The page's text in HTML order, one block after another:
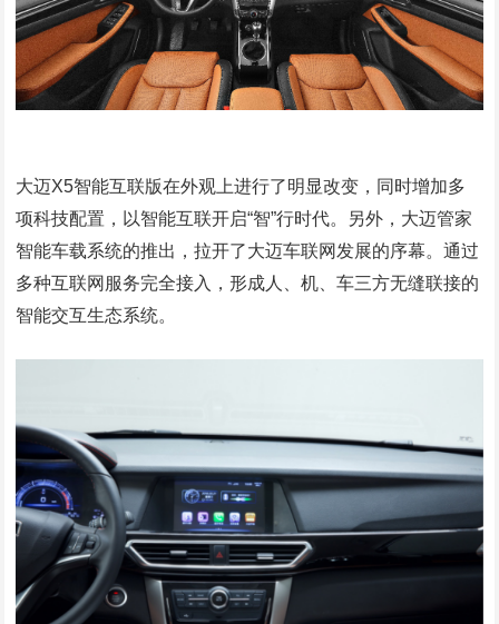
大迈X5智能互联版在外观上进行了明显改变，同时增加多
项科技配置，以智能互联开启“智”行时代。另外，大迈管家
智能车载系统的推出，拉开了大迈车联网发展的序幕。通过
多种互联网服务完全接入，形成人、机、车三方无缝联接的
智能交互生态系统。